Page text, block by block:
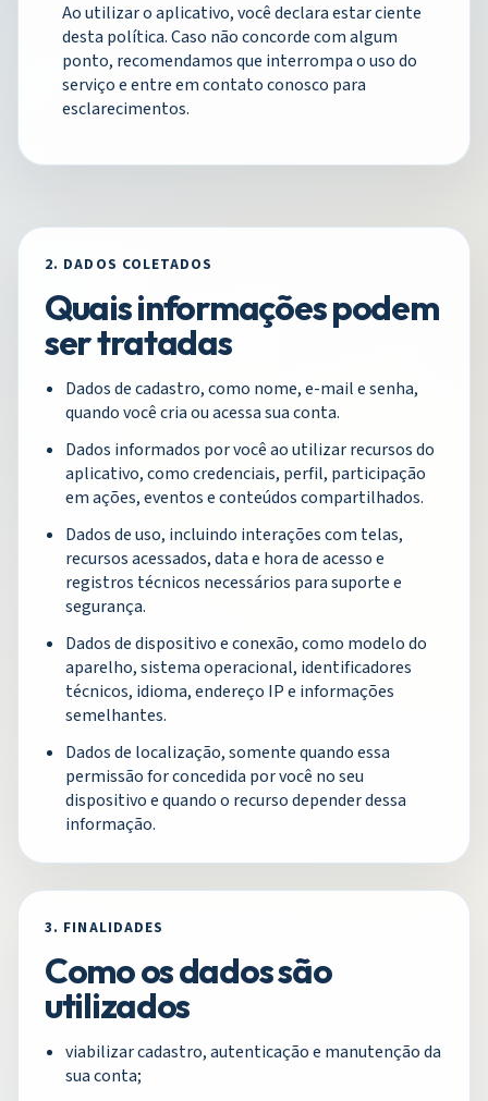
Ao utilizar o aplicativo, você declara estar ciente
desta política. Caso não concorde com algum
ponto, recomendamos que interrompa o uso do
serviço e entre em contato conosco para
esclarecimentos.
2. DADOS COLETADOS
Quais informações podem
ser tratadas
Dados de cadastro, como nome, e-mail e senha,
quando você cria ou acessa sua conta.
Dados informados por você ao utilizar recursos do
aplicativo, como credenciais, perfil, participação
em ações, eventos e conteúdos compartilhados.
Dados de uso, incluindo interações com telas,
recursos acessados, data e hora de acesso e
registros técnicos necessários para suporte e
segurança.
Dados de dispositivo e conexão, como modelo do
aparelho, sistema operacional, identificadores
técnicos, idioma, endereço IP e informações
semelhantes.
Dados de localização, somente quando essa
permissão for concedida por você no seu
dispositivo e quando o recurso depender dessa
informação.
3. FINALIDADES
Como os dados são
utilizados
viabilizar cadastro, autenticação e manutenção da
sua conta;